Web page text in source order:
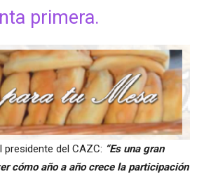
primera.
presidente del CAZC: “Es una gran
cómo año a año crece la participación